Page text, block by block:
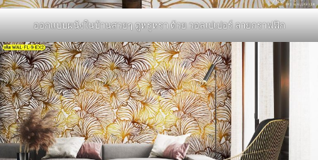
ออกแบบผนังในบ้านสวยๆ ดูหรูหรา ด้วย วอลเปเปอร์ ลายกราฟฟิก